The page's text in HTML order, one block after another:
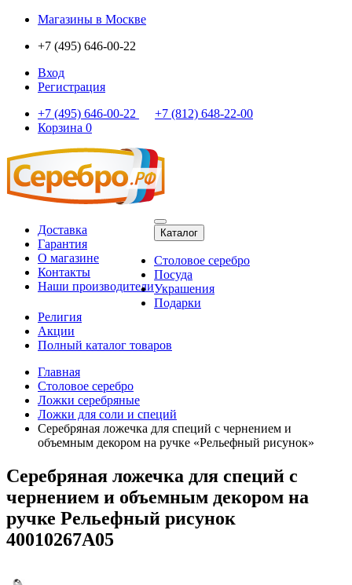
Магазины в Москве
+7 (495) 646-00-22
Вход
Регистрация
+7 (495) 646-00-22
+7 (812) 648-22-00
Корзина 0
Доставка
Гарантия
О магазине
Контакты
Наши производители
Каталог
Столовое серебро
Посуда
Украшения
Подарки
Религия
Акции
Полный каталог товаров
Главная
Столовое серебро
Ложки серебряные
Ложки для соли и специй
Серебряная ложечка для специй с чернением и
объемным декором на ручке «Рельефный рисунок»
Серебряная ложечка для специй с
чернением и объемным декором на
ручке Рельефный рисунок
40010267А05